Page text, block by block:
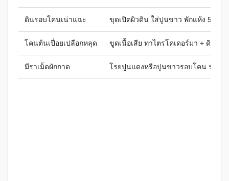
ดินรอบโคนเน่าแฉะ ขุดเปิดผิวดิน ใส่ปูนขาว พักแห้ง 5–7 วั
โคนต้นเปื่อยเปลือกหลุด ขูดเนื้อเสีย ทาไตรโคเดอร์มา + ดินสอ
มีราเม็ดผักกาด โรยปูนแดงหรือปูนขาวรอบโคน ราดด้